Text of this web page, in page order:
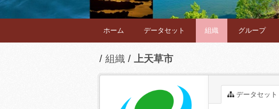
ホーム データセット 組織 グループ
組織 上天草市
データセット